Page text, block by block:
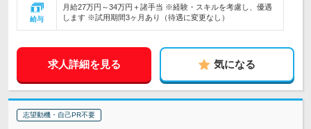
給与
月給27万円～34万円＋諸手当 ※経験・スキルを考慮し、優遇
します ※試用期間3ヶ月あり（待遇に変更なし）
求人詳細を見る 気になる
志望動機・自己PR不要